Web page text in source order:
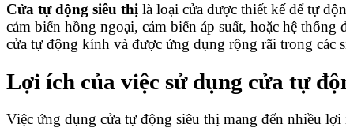
Cửa tự động siêu thị là loại cửa được thiết kế để tự
cảm biến hồng ngoại, cảm biến áp suất, hoặc hệ thống
cửa tự động kính và được ứng dụng rộng rãi trong các
Lợi ích của việc sử dụng cửa tự
Việc ứng dụng cửa tự động siêu thị mang đến nhiều